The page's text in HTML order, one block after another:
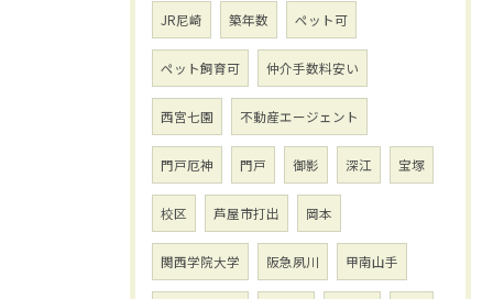
JR尼崎 築年数 ペット可
ペット飼育可 仲介手数料安い
西宮七園 不動産エージェント
門戸厄神 門戸 御影 深江 宝塚
校区 芦屋市打出 岡本
関西学院大学 阪急夙川 甲南山手